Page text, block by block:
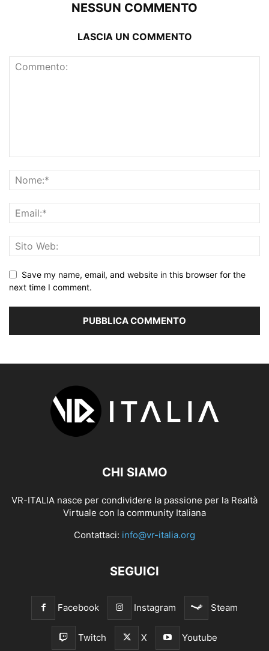
NESSUN COMMENTO
LASCIA UN COMMENTO
Save my name, email, and website in this browser for the
next time I comment.
CHI SIAMO
VR-ITALIA nasce per condividere la passione per la Realtà
Virtuale con la community Italiana
Contattaci: info@vr-italia.org
SEGUICI
Facebook Instagram Steam
Twitch X Youtube